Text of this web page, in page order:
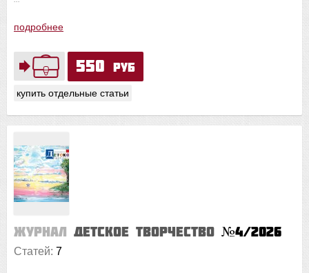
550 руб
купить отдельные статьи
подробнее
Журнал Детское творчество №4/2026
Статей: 7